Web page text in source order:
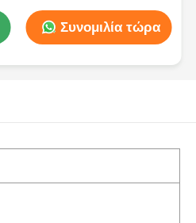
Συνομιλία τώρα